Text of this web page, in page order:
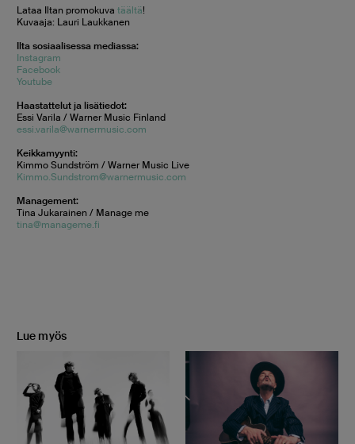
Lataa Iltan promokuva täältä!
Kuvaaja: Lauri Laukkanen
Ilta sosiaalisessa mediassa:
Instagram
Facebook
Youtube
Haastattelut ja lisätiedot:
Essi Varila / Warner Music Finland
essi.varila@warnermusic.com
Keikkamyynti:
Kimmo Sundström / Warner Music Live
Kimmo.Sundstrom@warnermusic.com
Management:
Tina Jukarainen / Manage me
tina@manageme.fi
Lue myös